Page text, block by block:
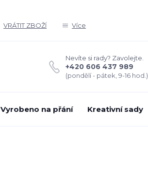
VRÁTIT ZBOŽÍ Více
Nevíte si rady? Zavolejte.
+420 606 437 989
(pondělí - pátek, 9-16 hod.)
Vyrobeno na přání Kreativní sady